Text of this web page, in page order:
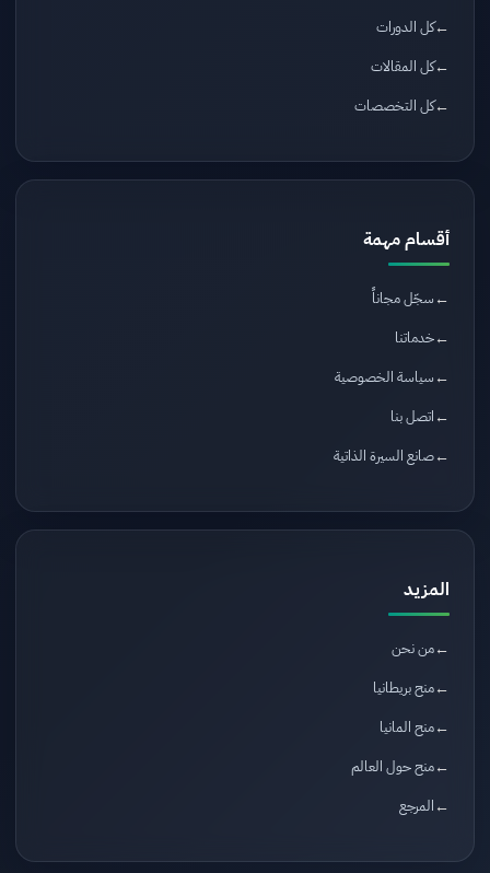
كل الدورات
كل المقالات
كل التخصصات
أقسام مهمة
سجّل مجاناً
خدماتنا
سياسة الخصوصية
اتصل بنا
صانع السيرة الذاتية
المزيد
من نحن
منح بريطانيا
منح المانيا
منح حول العالم
المرجع